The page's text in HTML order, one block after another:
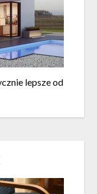
lepsze od